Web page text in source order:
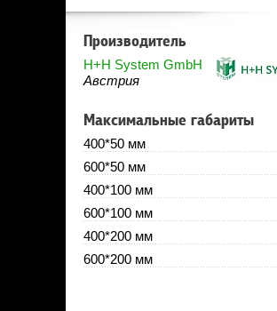
Производитель
H+H System GmbH
Австрия
Максимальные габариты
400*50 мм
600*50 мм
400*100 мм
600*100 мм
400*200 мм
600*200 мм